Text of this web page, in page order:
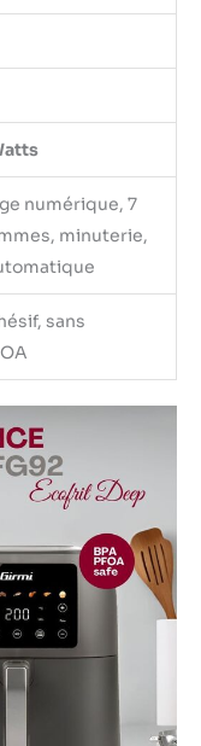
numérique, 7
minuterie,
sans